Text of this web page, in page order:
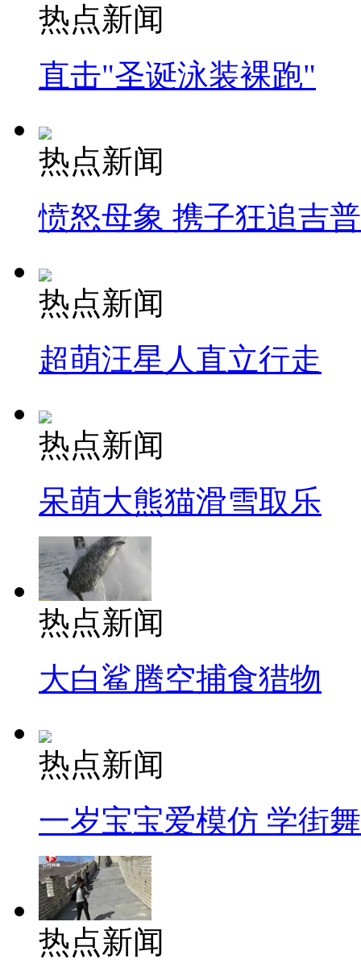
热点新闻
直击"圣诞泳装裸跑"
热点新闻
愤怒母象 携子狂追吉
热点新闻
超萌汪星人直立行走
热点新闻
呆萌大熊猫滑雪取乐
热点新闻
大白鲨腾空捕食猎物
热点新闻
一岁宝宝爱模仿 学街
热点新闻